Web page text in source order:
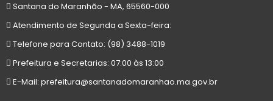
Santana do Maranhão - MA, 65560-000
Atendimento de Segunda a Sexta-feira:
Telefone para Contato: (98) 3488-1019
Prefeitura e Secretarias: 07:00 às 13:00
E-Mail: prefeitura@santanadomaranhao.ma.gov.br